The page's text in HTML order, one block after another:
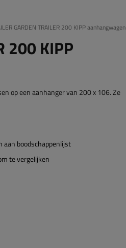
GARDEN TRAILER 200 KIPP aanhangwagen
200 KIPP
op een aanhanger van 200 x 106. Ze
aan boodschappenlijst
te vergelijken